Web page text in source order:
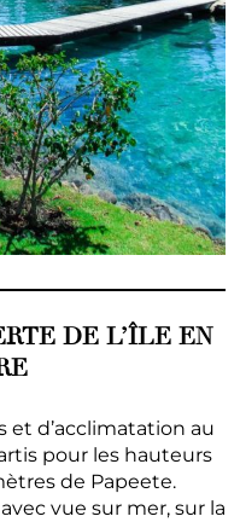
DE L’ÎLE EN
et d’acclimatation au
pour les hauteurs
de Papeete.
vue sur mer, sur la